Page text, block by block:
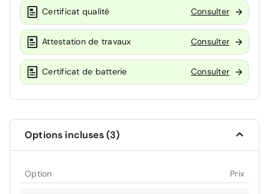
Certificat qualité Consulter
Attestation de travaux Consulter
Certificat de batterie Consulter
Options incluses (3)
Option Prix